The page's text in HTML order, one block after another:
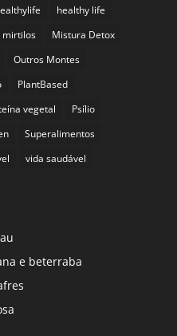
healthy life
mirtilos
Mistura Detox
Outros Montes
PlantBased
vegetal
Psílio
Superalimentos
vida saudável
e beterraba